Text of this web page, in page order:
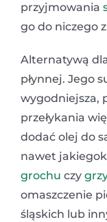
przyjmowania
go do niczego
Alternatywą
płynnej. Jego
wygodniejsza,
przełykania
dodać olej do
nawet
grochu czy
omaszczenie
śląskich lub